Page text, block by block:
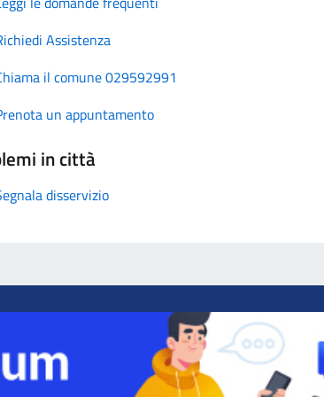
Assistenza
il comune 029592991
un appuntamento
in città
disservizio